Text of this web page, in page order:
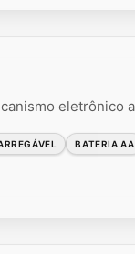
eletrônico
BATERIA AA